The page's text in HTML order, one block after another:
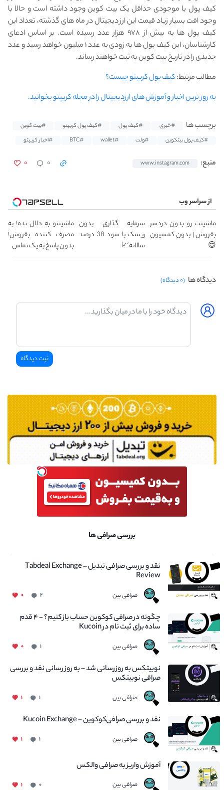
کیف پول با موجودی حداقل یک بیت کوین وجود داشته است و حالا با
وجود افت بسیار زیاد قیمت این ارز دیجیتال در ماه های گذشته، تعداد این
کیف پول‌ ها به بیش از ۹۷۸ هزار عدد رسیده است. بر اساس ادعای
کارشناسان، این کیف پول ها به زودی به عدد ۱ میلیون خواهد رسید و عدد
جدیدی را در تاریخ بیت کوین به ثبت خواهند رساند.
مطالب مرتبط:کیف پول کریپتو چیست؟
به روز ترین اخبار و آموزش های ارزدیجیتال را در مجله کریپتو بخوانید.
برچسب ها #خبری #کیف پول #کیف پول کریپتو
#بیت کوین
#کیف پول بیتکوین
#ولت #wallet
#BTC #اخبار کریپتو
منبع: www.instagram.com ۰ ۰
از سراسر وب
ماشینت رو بدون دردسر
بفروش | بدون کمسیون
😍
سرمایه گذاری بدون
ریسک با سود 38 درصد
سالانه📈
ماشینتو به دلال نده! به
مصرف کننده بفروش!
بدون پاسخ به یک تماس
دیدگاه ها (۰ دیدگاه)
بررسی صرافی ها
نقد و بررسی صرافی تبدیل – Tabdeal Exchange
Review
صرافی بین ۲ ۰
چگونه در صرافی کوکوین حساب باز کنیم؟ - ۴ قدم
ساده برای ثبت نام در Kucoin
صرافی بین ۱ ۰
نوبیتکس به روزرسانی شد – به روز رسانی نقد و بررسی
صرافی نوبیتکس
صرافی بین ۱ ۱
نقد و بررسی صرافی‌کوکوین – Kucoin Exchange
صرافی بین ۱ ۱
آموزش واریز به صرافی والکس
صرافی بین ۰ ۱